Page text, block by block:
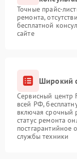
Точные прайс-
ремонта,
бесплатной
сайте
Широкий
Сервисный центр
всей РФ,
включая срочный
статус ремонта
постгарантийное
службы техники